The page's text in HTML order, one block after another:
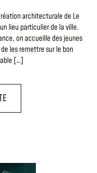
architecturale de Le
lieu particulier de la ville.
on accueille des jeunes
les remettre sur le bon
[…]